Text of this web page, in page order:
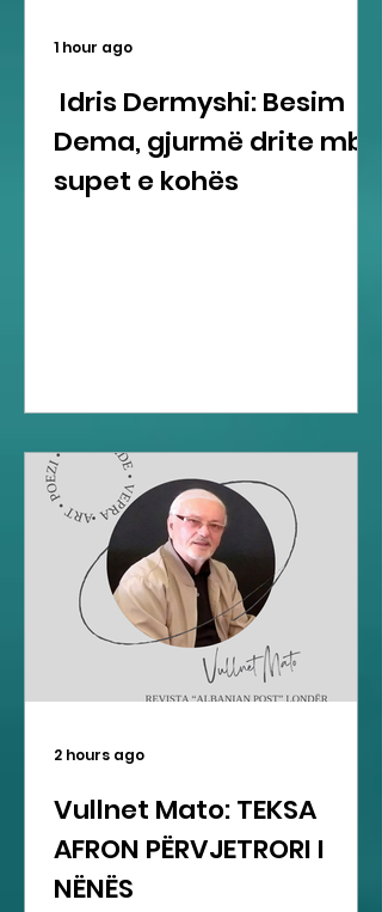
Idris Dermyshi: Besim
Dema, gjurmë drite mbi
supet e kohës
1 hour ago
Vullnet Mato: TEKSA
AFRON PËRVJETRORI I
NËNËS
2 hours ago